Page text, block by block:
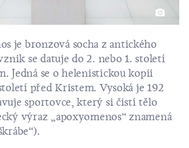
je bronzová socha z antického
se datuje do 2. nebo 1. století
Jedná se o helenistickou kopii
před Kristem. Vysoká je 192
sportovce, který si čistí tělo
výraz „apoxyomenos“ znamená